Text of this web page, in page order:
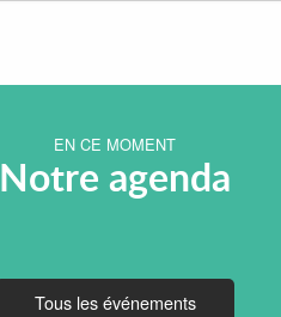
EN CE MOMENT
Notre agenda
Tous les événements